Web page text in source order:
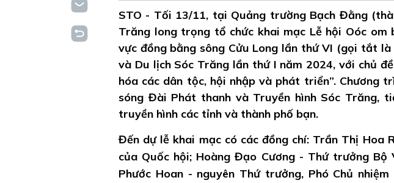
STO - Tối 13/11, tại Quảng trường Bạch Đằng
Trăng long trọng tổ chức khai mạc Lễ hội Oóc om
vực đồng bằng sông Cửu Long lần thứ VI (gọi tắt
và Du lịch Sóc Trăng lần thứ I năm 2024, với chủ
hóa các dân tộc, hội nhập và phát triển”. Chương
sóng Đài Phát thanh và Truyền hình Sóc Trăng,
truyền hình các tỉnh và thành phố bạn.
Đến dự lễ khai mạc có các đồng chí: Trần Thị Hoa
của Quốc hội; Hoàng Đạo Cương - Thứ trưởng Bộ
Phước Hoan - nguyên Thứ trưởng, Phó Chủ